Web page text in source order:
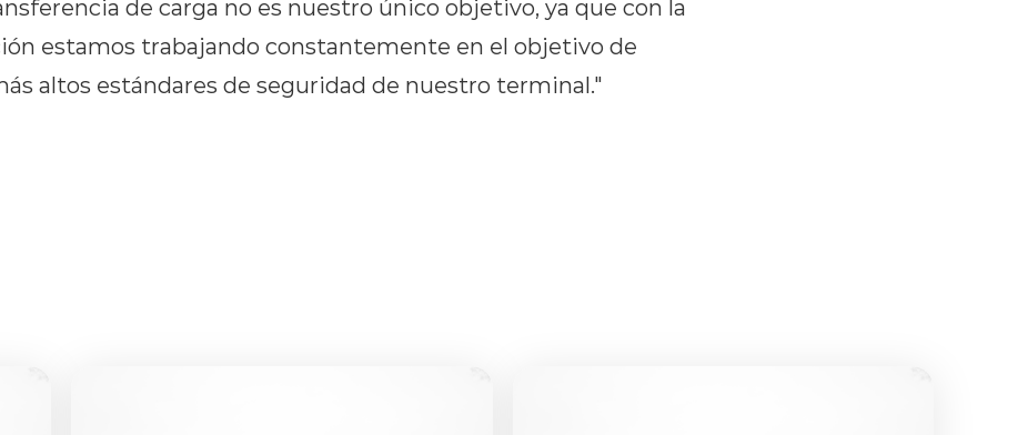
de carga no es nuestro único objetivo, ya que con la
estamos trabajando constantemente en el objetivo de
altos estándares de seguridad de nuestro terminal."